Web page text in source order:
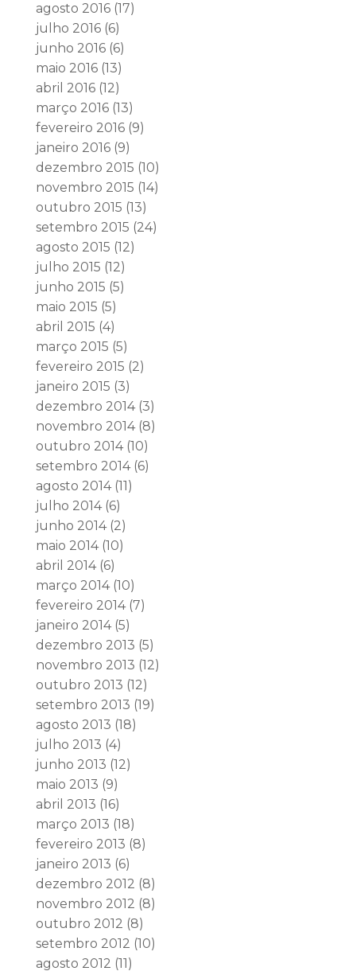
agosto 2016(17)
julho 2016(6)
junho 2016(6)
maio 2016(13)
abril 2016(12)
março 2016(13)
fevereiro 2016(9)
janeiro 2016(9)
dezembro 2015 (10)
novembro 2015 (14)
outubro 2015 (13)
setembro 2015 (24)
agosto 2015 (12)
julho 2015 (12)
junho 2015 (5)
maio 2015 (5)
abril 2015 (4)
março 2015 (5)
fevereiro 2015 (2)
janeiro 2015 (3)
dezembro 2014(3)
novembro 2014(8)
outubro 2014(10)
setembro 2014(6)
agosto 2014(11)
julho 2014(6)
junho 2014(2)
maio 2014(10)
abril 2014(6)
março 2014(10)
fevereiro 2014(7)
janeiro 2014(5)
dezembro 2013 (5)
novembro 2013 (12)
outubro 2013 (12)
setembro 2013 (19)
agosto 2013 (18)
julho 2013 (4)
junho 2013 (12)
maio 2013 (9)
abril 2013 (16)
março 2013 (18)
fevereiro 2013 (8)
janeiro 2013 (6)
dezembro 2012 (8)
novembro 2012 (8)
outubro 2012 (8)
setembro 2012 (10)
agosto 2012 (11)